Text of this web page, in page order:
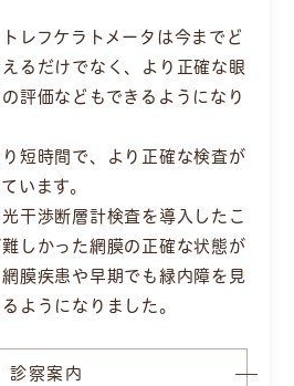
レフケラトメータは今までど
るだけでなく、 より正確な眼
評価などもできるようになり
短時間で、より正確な検査が
います。
干渉断層計検査を導入したこ
しかった網膜の正確な状態が
網膜疾患や早期でも緑内障を見
ようになりました。
診察案内